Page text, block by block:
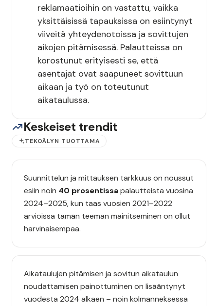
reklamaatioihin on vastattu, vaikka
yksittäisissä tapauksissa on esiintynyt
viiveitä yhteydenotoissa ja sovittujen
aikojen pitämisessä. Palautteissa on
korostunut erityisesti se, että
asentajat ovat saapuneet sovittuun
aikaan ja työ on toteutunut
aikataulussa.
Keskeiset trendit
TEKOÄLYN TUOTTAMA
Suunnittelun ja mittauksen tarkkuus on noussut
esiin noin 40 prosentissapalautteista vuosina
2024–2025, kun taas vuosien 2021–2022
arvioissa tämän teeman mainitseminen on ollut
harvinaisempaa.
Aikataulujen pitämisen ja sovitun aikataulun
noudattamisen painottuminen on lisääntynyt
vuodesta 2024 alkaen – noin kolmanneksessa